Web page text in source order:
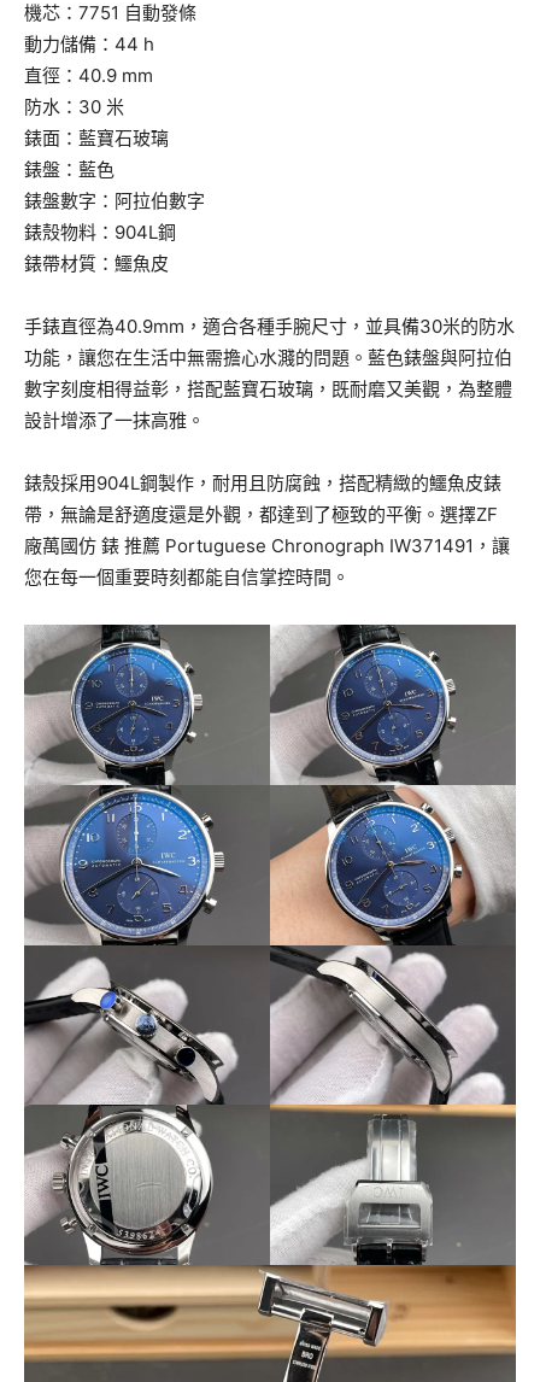
機芯：7751 自動發條
動力儲備：44 h
直徑：40.9 mm
防水：30 米
錶面：藍寶石玻璃
錶盤：藍色
錶盤數字：阿拉伯數字
錶殼物料：904L鋼
錶帶材質：鱷魚皮
手錶直徑為40.9mm，適合各種手腕尺寸，並具備30米的防水
功能，讓您在生活中無需擔心水濺的問題。藍色錶盤與阿拉伯
數字刻度相得益彰，搭配藍寶石玻璃，既耐磨又美觀，為整體
設計增添了一抹高雅。
錶殼採用904L鋼製作，耐用且防腐蝕，搭配精緻的鱷魚皮錶
帶，無論是舒適度還是外觀，都達到了極致的平衡。選擇ZF
廠萬國仿 錶 推薦 Portuguese Chronograph IW371491，讓
您在每一個重要時刻都能自信掌控時間。